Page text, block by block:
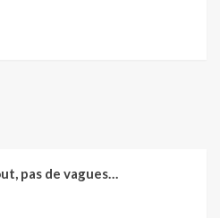
pas de vagues…